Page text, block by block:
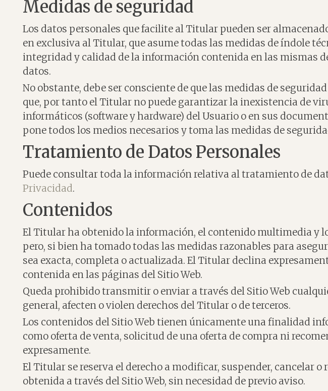
Medidas de seguridad
Los datos personales que facilite al Titular pueden ser
en exclusiva al Titular, que asume todas las medidas de índole
integridad y calidad de la información contenida en las mismas
datos.
No obstante, debe ser consciente de que las medidas de
que, por tanto el Titular no puede garantizar la inexistencia de
informáticos (software y hardware) del Usuario o en sus
pone todos los medios necesarios y toma las medidas de
Tratamiento de Datos Personales
Puede consultar toda la información relativa al tratamiento de
Privacidad.
Contenidos
El Titular ha obtenido la información, el contenido multimedia y
pero, si bien ha tomado todas las medidas razonables para
sea exacta, completa o actualizada. El Titular declina
contenida en las páginas del Sitio Web.
Queda prohibido transmitir o enviar a través del Sitio Web
general, afecten o violen derechos del Titular o de terceros.
Los contenidos del Sitio Web tienen únicamente una finalidad
como oferta de venta, solicitud de una oferta de compra ni
expresamente.
El Titular se reserva el derecho a modificar, suspender, cancelar
obtenida a través del Sitio Web, sin necesidad de previo aviso.